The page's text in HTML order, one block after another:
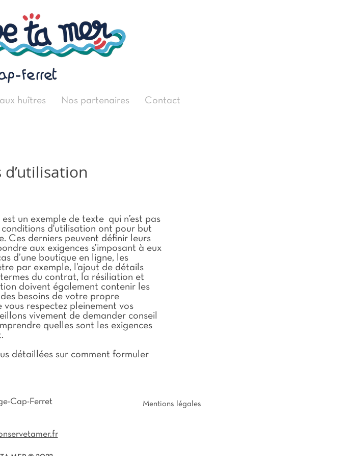
huîtres Nos partenaires Contact
un exemple de texte qui n’est pas
d'utilisation ont pour but
Ces derniers peuvent définir leurs
aux exigences s’imposant à eux
d’une boutique en ligne, les
par exemple, l’ajout de détails
du contrat, la résiliation et
doivent également contenir les
besoins de votre propre
vous respectez pleinement vos
vivement de demander conseil
quelles sont les exigences
détaillées sur comment formuler
Cap-Ferret Mentions légales